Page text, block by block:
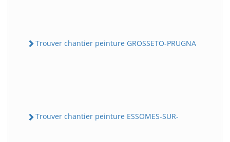
Trouver chantier peinture GROSSETO-PRUGNA
Trouver chantier peinture ESSOMES-SUR-